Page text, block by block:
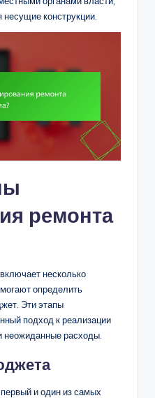
конструкции.
ремонта
несколько
определить
Эти этапы
подход к реализации
неожиданные расходы.
и один из самых